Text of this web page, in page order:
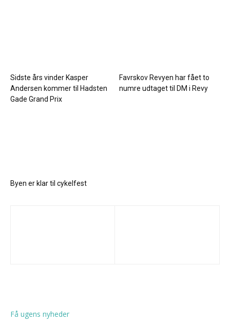
Sidste års vinder Kasper
Andersen kommer til Hadsten
Gade Grand Prix
Favrskov Revyen har fået to
numre udtaget til DM i Revy
Byen er klar til cykelfest
Få ugens nyheder